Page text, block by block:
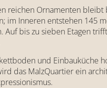
reichen Ornamenten
im Inneren entstehen 145
Auf bis zu sieben Etagen
und Einbauküche
das MalzQuartier ein